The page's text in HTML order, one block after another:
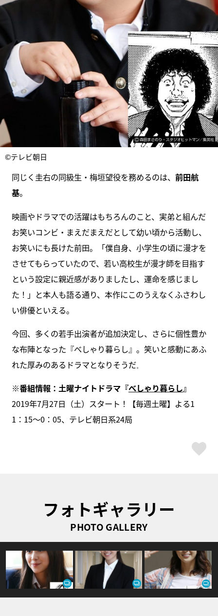
©テレビ朝日
同じく圭右の同級生・梅垣望役を務めるのは、 前田航
基。
映画やドラマでの活躍はもちろんのこと、実弟と組んだ
お笑いコンビ・まえだまえだとして幼い頃から活動し、
お笑いにも長けた前田。「僕自身、小学生の頃に漫才を
させてもらっていたので、若い高校生が漫才師を目指す
という設定に親近感がありましたし、運命を感じまし
た！」と本人も語る通り、本作にこのうえなくふさわし
い俳優といえる。
今回、多くの若手出演者が追加決定し、さらに個性豊か
な布陣となった『べしゃり暮らし』。笑いと感動にあふ
れた厚みのあるドラマとなりそうだ。
※番組情報：土曜ナイトドラマ『べしゃり暮らし』
2019年7月27日（土）スタート！【毎週土曜】よる1
1：15～0：05、テレビ朝日系24局
フォトギャラリー
PHOTO GALLERY